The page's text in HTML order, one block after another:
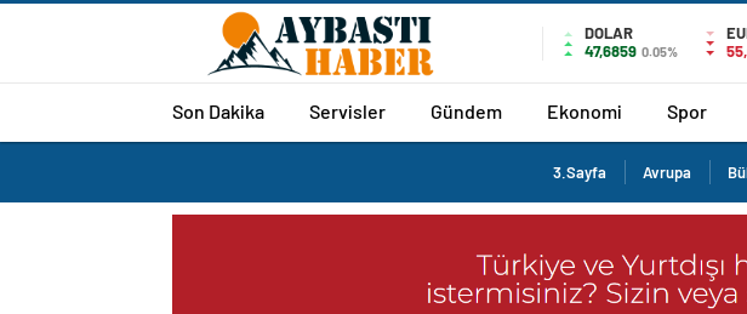
DOLAR
47,6859 0.05%
Son Dakika Servisler Gündem Ekonomi Spor
3.Sayfa Avrupa